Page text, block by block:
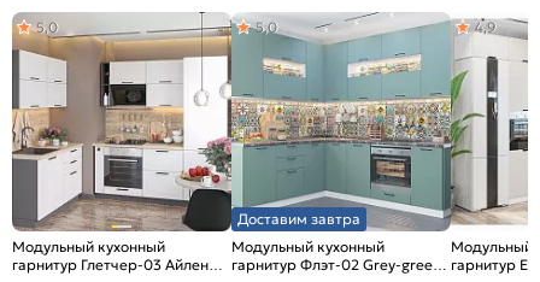
Модульный кухонный
гарнитур Глетчер-03 Айленд
5,0
Доставим завтра
Модульный кухонный
гарнитур Флэт-02 Grey-green
5,0
Модульный
гарнитур
4,9